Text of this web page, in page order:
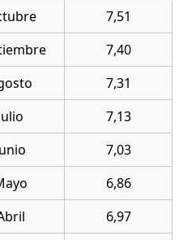
7,51
7,40
7,31
7,13
7,03
6,86
6,97